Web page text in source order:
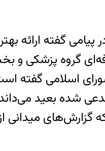
گفته ارائه
گروه پزشکی
اسلامی گفته است
شده بعید
گزارش‌های میدانی